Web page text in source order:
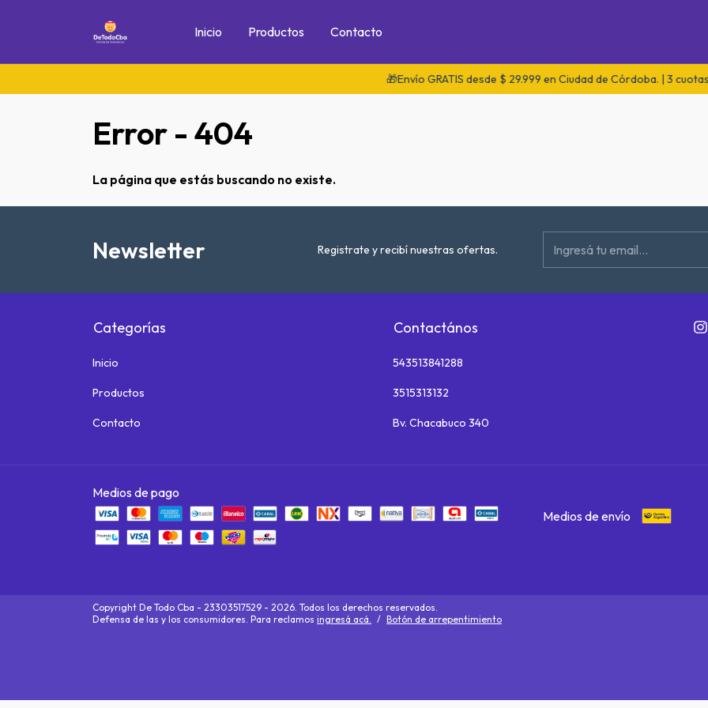
Inicio Productos Contacto
🎁Envío GRATIS desde $ 29.999 en Ciudad de Córdoba. | 3
Error - 404
La página que estás buscando no existe.
Newsletter Registrate y recibí nuestras ofertas.
Categorías
Inicio
Productos
Contacto
Contactános
543513841288
3515313132
Bv. Chacabuco 340
Medios de pago
Medios de envío
Copyright De Todo Cba - 23303517529 - 2026. Todos los derechos reservados.
Defensa de las y los consumidores. Para reclamos ingresá acá. / Botón de arrepentimiento